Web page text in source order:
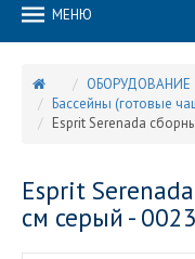
MEНЮ
ОБОРУДОВАНИЕ
Бассейны (готовые
Esprit Serenada
Esprit
см серый -